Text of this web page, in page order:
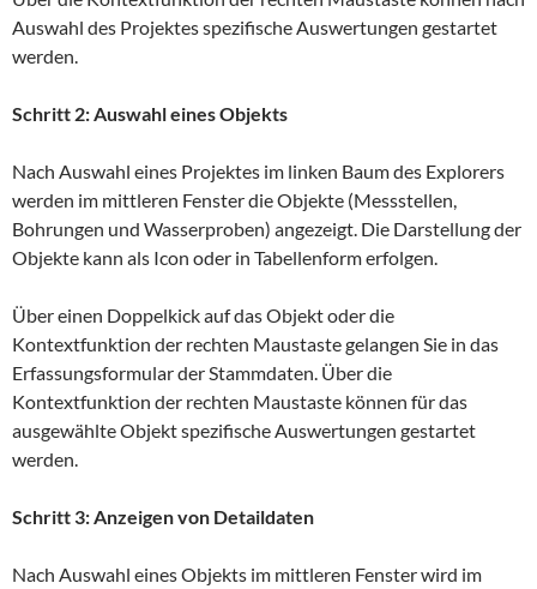
Auswahl des Projektes spezifische Auswertungen gestartet
werden.
Schritt 2: Auswahl eines Objekts
Nach Auswahl eines Projektes im linken Baum des Explorers
werden im mittleren Fenster die Objekte (Messstellen,
Bohrungen und Wasserproben) angezeigt. Die Darstellung der
Objekte kann als Icon oder in Tabellenform erfolgen.
Über einen Doppelkick auf das Objekt oder die
Kontextfunktion der rechten Maustaste gelangen Sie in das
Erfassungsformular der Stammdaten. Über die
Kontextfunktion der rechten Maustaste können für das
ausgewählte Objekt spezifische Auswertungen gestartet
werden.
Schritt 3: Anzeigen von Detaildaten
Nach Auswahl eines Objekts im mittleren Fenster wird im